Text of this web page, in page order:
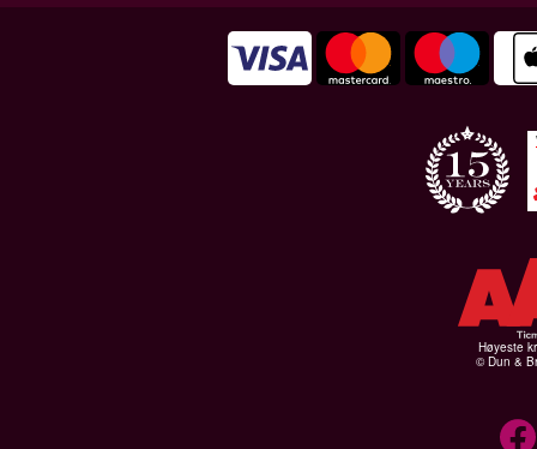
Høyeste
© Dun &